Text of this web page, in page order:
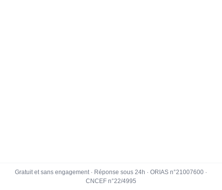
Gratuit et sans engagement · Réponse sous 24h · ORIAS n°21007600 ·
CNCEF n°22/4995